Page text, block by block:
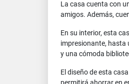
La casa cuenta con
amigos. Además,
En su interior, esta
impresionante, hasta
y una cómoda
El diseño de esta